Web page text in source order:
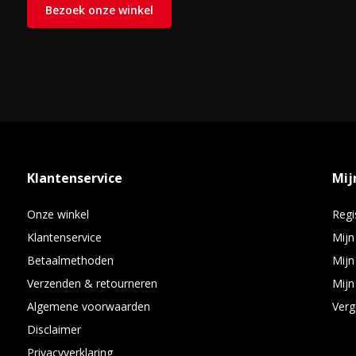
gebruiksvriendelijke laptop zoekt. Of je nu werkt, studeert of
prestaties zonder dat je diep in de buidel hoeft te tasten. Maak
Bezoek onze winkel
Klantenservice
Onze winkel
Klantenservice
Betaalmethoden
Verzenden & retourneren
Algemene voorwaarden
Disclaimer
Privacyverklaring